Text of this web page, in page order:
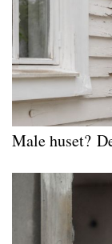
Male huset?